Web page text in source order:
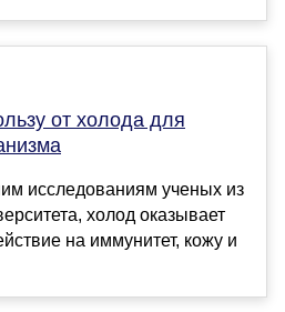
от холода для
исследованиям ученых из
холод оказывает
на иммунитет, кожу и